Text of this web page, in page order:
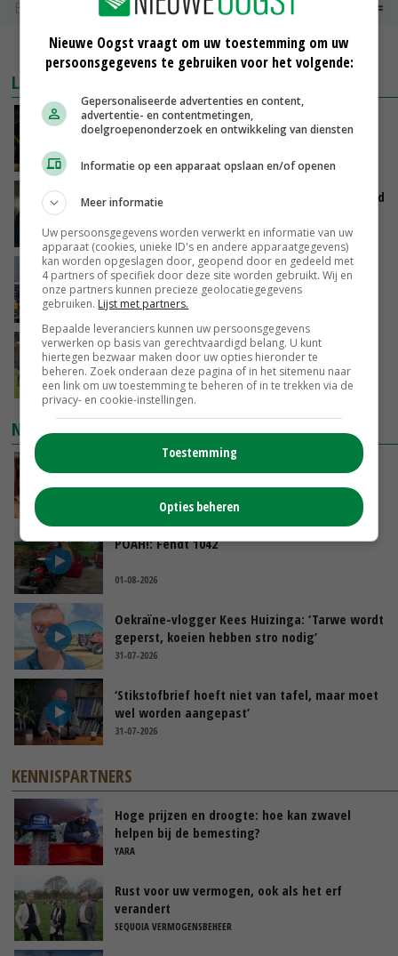
Boerenkaas
MEER MARKTPRIJZEN
LAATSTE NIEUWS
Zalmkweker wil ‘standaard neerzetten die als
voorbeeld kan dienen voor sector’
Jan Vernooij stopt bij Vee&Logistiek Nederland
VANDAAG, 06:00
China scherpt importeisen voor pootgoed aan
vanwege zebrachipbacterie
GISTEREN, 16:25
BBB vraagt minister om langer mest uit te
rijden
GISTEREN, 15:47
NIEUWSTE VIDEO'S
Danique in Canada: ‘Superveel schik gehad
tijdens stage’
POAH!: Fendt 1042
01-08-2026
Oekraïne-vlogger Kees Huizinga: ‘Tarwe wordt
geperst, koeien hebben stro nodig’
31-07-2026
‘Stikstofbrief hoeft niet van tafel, maar moet
wel worden aangepast’
31-07-2026
KENNISPARTNERS
Hoge prijzen en droogte: hoe kan zwavel
helpen bij de bemesting?
YARA
Rust voor uw vermogen, ook als het erf
verandert
SEQUOIA VERMOGENSBEHEER
Nieuwe Oogst vraagt om uw toestemming om uw
persoonsgegevens te gebruiken voor het volgende:
Gepersonaliseerde advertenties en content,
advertentie- en contentmetingen,
doelgroepenonderzoek en ontwikkeling van diensten
Informatie op een apparaat opslaan en/of openen
Meer informatie
Uw persoonsgegevens worden verwerkt en informatie van uw
apparaat (cookies, unieke ID's en andere apparaatgegevens)
kan worden opgeslagen door, geopend door en gedeeld met
4 partners of specifiek door deze site worden gebruikt. Wij en
onze partners kunnen precieze geolocatiegegevens
gebruiken. Lijst met partners.
Bepaalde leveranciers kunnen uw persoonsgegevens
verwerken op basis van gerechtvaardigd belang. U kunt
hiertegen bezwaar maken door uw opties hieronder te
beheren. Zoek onderaan deze pagina of in het sitemenu naar
een link om uw toestemming te beheren of in te trekken via de
privacy- en cookie-instellingen.
Toestemming
Opties beheren